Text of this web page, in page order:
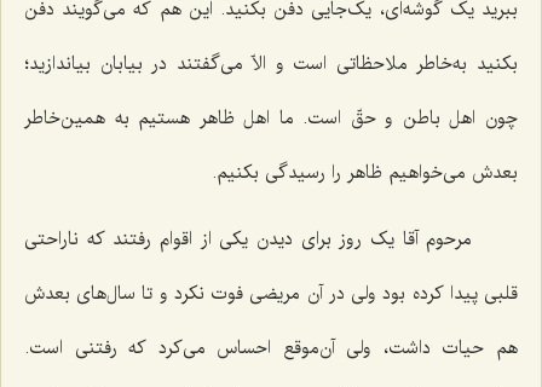
ببرید یک گوشه‌اى، یک‌جایی دفن بکنید. این هم که مى‌گویند دفن
بکنید به‌خاطر ملاحظاتی است و الاّ مى‌گفتند در بیابان بیاندازید؛
چون اهل باطن و حقّ است. ما اهل ظاهر هستیم به همین‌خاطر
بعدش مى‌خواهیم ظاهر را رسیدگى بکنیم.
مرحوم آقا یک روز براى دیدن یکى از اقوام رفتند که ناراحتى
قلبى پیدا کرده بود ولى در آن مریضی فوت نکرد و تا سال‌هاى بعدش
هم حیات داشت، ولى آن‌موقع احساس مى‌کرد که رفتنى است.